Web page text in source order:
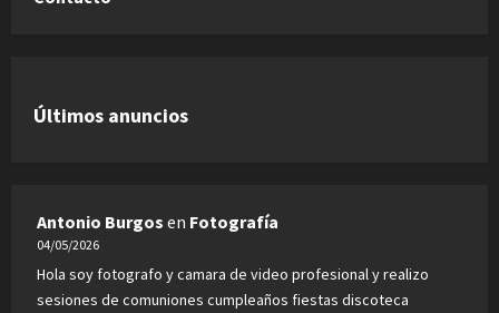
Últimos anuncios
Antonio Burgos en Fotografía
04/05/2026
Hola soy fotografo y camara de video profesional y realizo
sesiones de comuniones cumpleaños fiestas discoteca